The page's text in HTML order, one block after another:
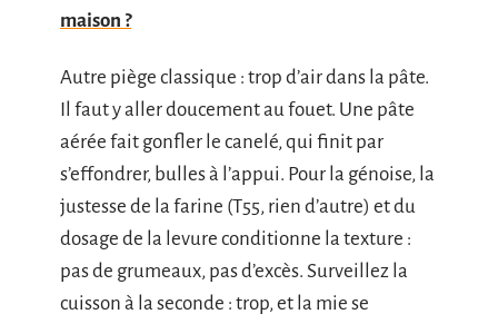
maison ?
Autre piège classique : trop d’air dans la pâte.
Il faut y aller doucement au fouet. Une pâte
aérée fait gonfler le canelé, qui finit par
s’effondrer, bulles à l’appui. Pour la génoise, la
justesse de la farine (T55, rien d’autre) et du
dosage de la levure conditionne la texture :
pas de grumeaux, pas d’excès. Surveillez la
cuisson à la seconde : trop, et la mie se